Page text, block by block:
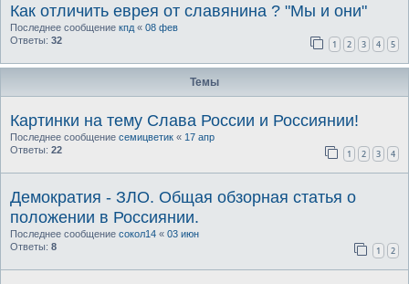
Как отличить еврея от славянина ? "Мы и они"
Последнее сообщение кпд « 08 фев
Ответы: 32 1 2 3 4 5
Темы
Картинки на тему Слава России и Россиянии!
Последнее сообщение семицветик « 17 апр
Ответы: 22 1 2 3 4
Демократия - ЗЛО. Общая обзорная статья о
положении в Россиянии.
Последнее сообщение сокол14 « 03 июн
Ответы: 8 1 2